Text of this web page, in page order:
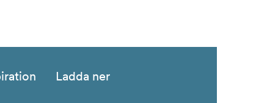
Ladda ner